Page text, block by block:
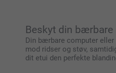
Beskyt din bærbare
Din bærbare computer
mod ridser og støv,
dit etui den perfekte